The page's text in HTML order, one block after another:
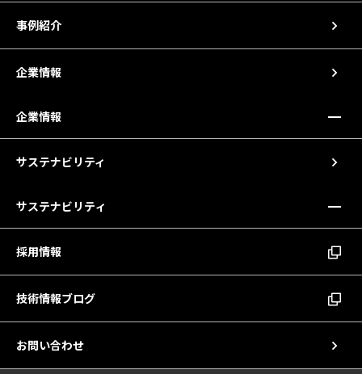
事例紹介
企業情報
企業情報
サステナビリティ
サステナビリティ
採用情報
技術情報ブログ
お問い合わせ